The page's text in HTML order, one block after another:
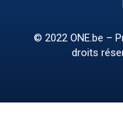
© 2022 ONE.be –
droits